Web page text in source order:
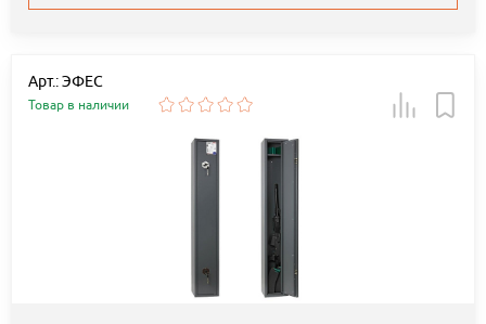
Арт.: ЭФЕС
Товар в наличии